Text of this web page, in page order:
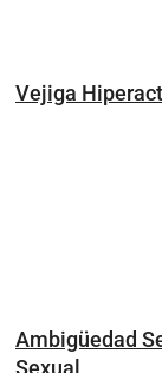
Vejiga
Ambigüedad
Sexual